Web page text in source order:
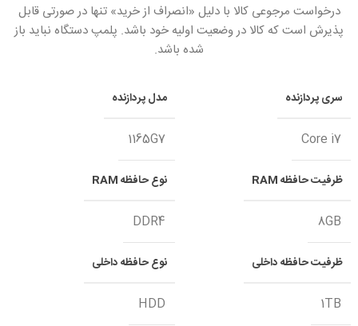
درخواست مرجوعی کالا با دلیل «انصراف از خرید» تنها در صورتی قابل
پذیرش است که کالا در وضعیت اولیه خود باشد. پلمپ دستگاه نباید باز
شده باشد.
سری پردازنده
Core i7
مدل پردازنده
1165G7
ظرفیت حافظه RAM
8GB
نوع حافظه RAM
DDR4
ظرفیت حافظه داخلی
1TB
نوع حافظه داخلی
HDD